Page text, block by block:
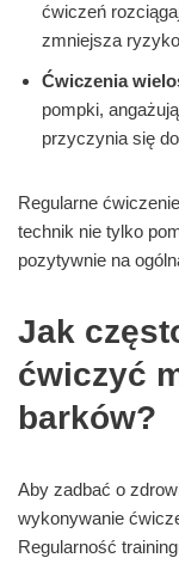
ćwiczeń
zmniejsza
Ćwiczenia
pompki,
przyczynia się
Regularne
technik nie tylko
pozytywnie na
Jak
ćwiczyć
barków?
Aby zadbać o
wykonywanie
Regularność